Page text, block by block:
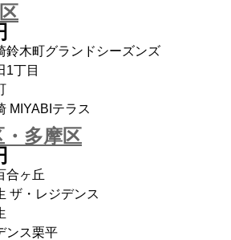
木町グランドシーズンズ
小田1丁目
崎京町
MIYABIテラス
・多摩区
ス新百合ヶ丘
ザ・レジデンス
麻生
デンス栗平